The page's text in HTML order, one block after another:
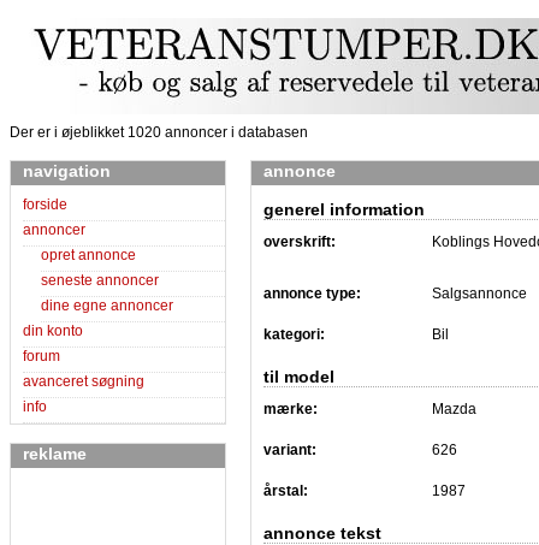
Der er i øjeblikket 1020 annoncer i databasen
navigation
forside
annoncer
opret annonce
seneste annoncer
dine egne annoncer
din konto
forum
avanceret søgning
info
reklame
annonce
generel information
overskrift: Koblings
annonce type: Salgsannonce
kategori: Bil
til model
mærke: Mazda
variant: 626
årstal: 1987
annonce tekst